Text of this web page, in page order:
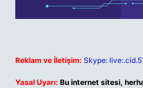
Reklam ve İletişim: Skype:
Yasal Uyarı: Bu internet sitesi,